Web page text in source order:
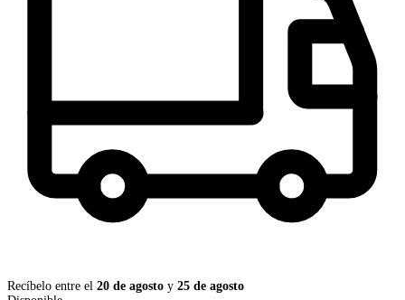
Recíbelo entre el 20 de agosto y 25 de agosto